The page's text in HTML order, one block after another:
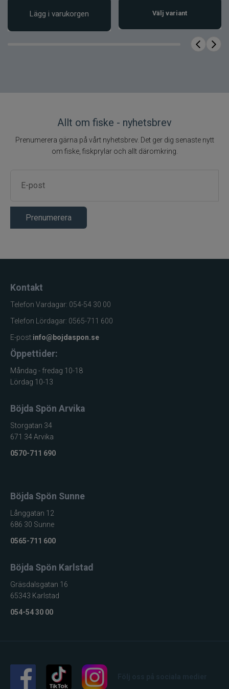
Lägg i varukorgen Välj variant
Allt om fiske - nyhetsbrev
Prenumerera gärna på vårt nyhetsbrev. Det ger dig senaste nytt
om fiske, fiskprylar och allt däromkring.
Prenumerera
Kontakt
Telefon Vardagar: 054-54 30 00
Telefon Lördagar: 0565-711 600
E-post:info@bojdaspon.se
Öppettider:
Måndag - fredag 10-18
Lördag 10-13
Böjda Spön Arvika
Storgatan 34
671 34 Arvika
0570-711 690
Böjda Spön Sunne
Långgatan 12
686 30 Sunne
0565-711 600
Böjda Spön Karlstad
Gräsdalsgatan 16
65343 Karlstad
054-54 30 00